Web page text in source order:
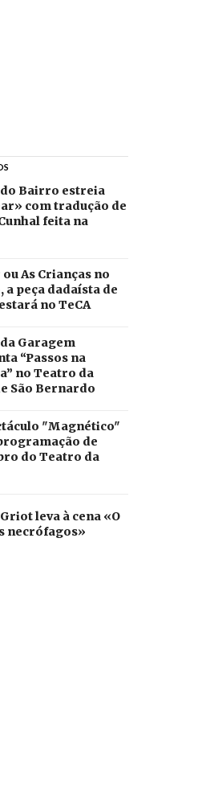
Bairro estreia
com tradução de
feita na
As Crianças no
a peça dadaísta de
no TeCA
Garagem
“Passos na
no Teatro da
São Bernardo
"Magnético"
de
do Teatro da
leva à cena «O
necrófagos»